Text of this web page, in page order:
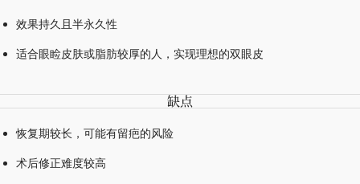
效果持久且半永久性
适合眼睑皮肤或脂肪较厚的人，实现理想的双眼皮
缺点
恢复期较长，可能有留疤的风险
术后修正难度较高